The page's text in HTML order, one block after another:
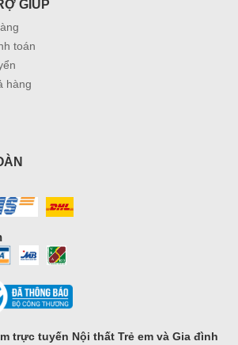
GIÚP
toán
hàng
trực tuyến Nội thất Trẻ em và Gia đình